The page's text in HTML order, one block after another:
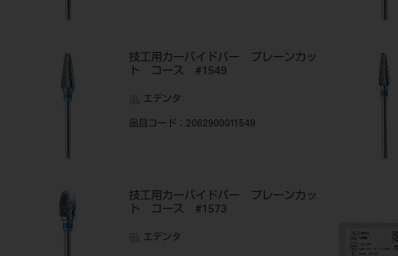
技工用カーバイドバー プレーンカッ
ト コース #1549
エデンタ
品目コード ：2062900011549
技工用カーバイドバー プレーンカッ
ト コース #1573
エデンタ